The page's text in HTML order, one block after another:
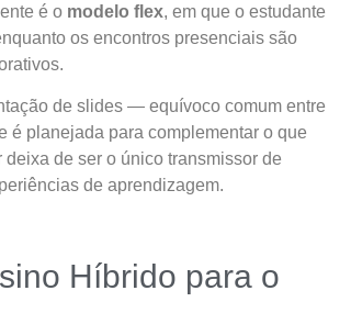
é o modelo flex, em que o estudante
os encontros presenciais são
de slides — equívoco comum entre
planejada para complementar o que
de ser o único transmissor de
de aprendizagem.
Híbrido para o